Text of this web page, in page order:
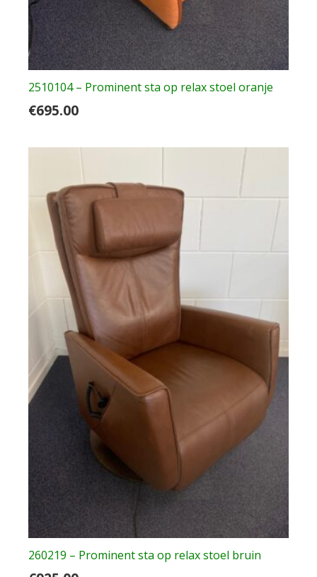
2510104 – Prominent sta op relax stoel oranje
€695.00
260219 – Prominent sta op relax stoel bruin